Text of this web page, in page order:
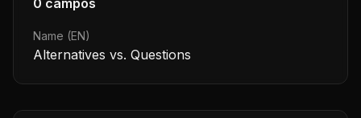
0 campos
Name (EN)
Alternatives vs. Questions